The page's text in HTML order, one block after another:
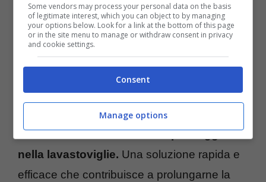
Ci sono tanti oggetti che possono essere lavati in
lavastoviglie (tecnocino.it)
Le spugne, spesso trascurate, possono
anch’esse beneficiare di un passaggio
nella lavastoviglie. Una soluzione rapida e
efficace che contribuisce a prolungarne la
Some vendors may process your personal data on the basis
of legitimate interest, which you can object to by managing
your options below. Look for a link at the bottom of this page
or in the site menu to manage or withdraw consent in privacy
and cookie settings.
Consent
Manage options